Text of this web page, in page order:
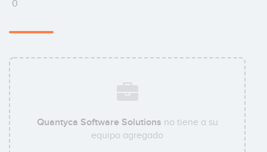
0
Quantyca Software Solutions no tiene a su
equipo agregado